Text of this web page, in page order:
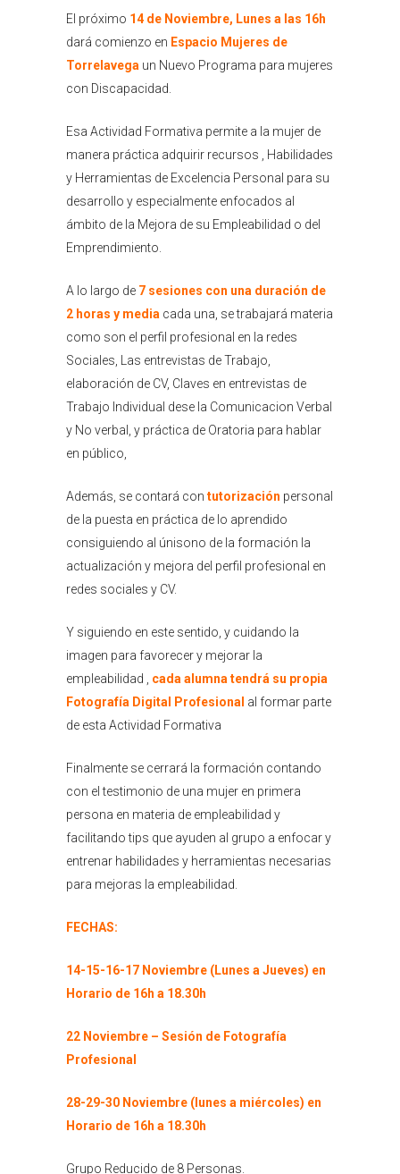
El próximo 14 de Noviembre, Lunes a las 16h
dará comienzo en Espacio Mujeres de
Torrelavega un Nuevo Programa para mujeres
con Discapacidad.
Esa Actividad Formativa permite a la mujer de
manera práctica adquirir recursos , Habilidades
y Herramientas de Excelencia Personal para su
desarrollo y especialmente enfocados al
ámbito de la Mejora de su Empleabilidad o del
Emprendimiento.
A lo largo de 7 sesiones con una duración de
2 horas y media cada una, se trabajará materia
como son el perfil profesional en la redes
Sociales, Las entrevistas de Trabajo,
elaboración de CV, Claves en entrevistas de
Trabajo Individual dese la Comunicacion Verbal
y No verbal, y práctica de Oratoria para hablar
en público,
Además, se contará con tutorización personal
de la puesta en práctica de lo aprendido
consiguiendo al únisono de la formación la
actualización y mejora del perfil profesional en
redes sociales y CV.
Y siguiendo en este sentido, y cuidando la
imagen para favorecer y mejorar la
empleabilidad , cada alumna tendrá su propia
Fotografía Digital Profesional al formar parte
de esta Actividad Formativa
Finalmente se cerrará la formación contando
con el testimonio de una mujer en primera
persona en materia de empleabilidad y
facilitando tips que ayuden al grupo a enfocar y
entrenar habilidades y herramientas necesarias
para mejoras la empleabilidad.
FECHAS:
14-15-16-17 Noviembre (Lunes a Jueves) en
Horario de 16h a 18.30h
22 Noviembre – Sesión de Fotografía
Profesional
28-29-30 Noviembre (lunes a miércoles) en
Horario de 16h a 18.30h
Grupo Reducido de 8 Personas.